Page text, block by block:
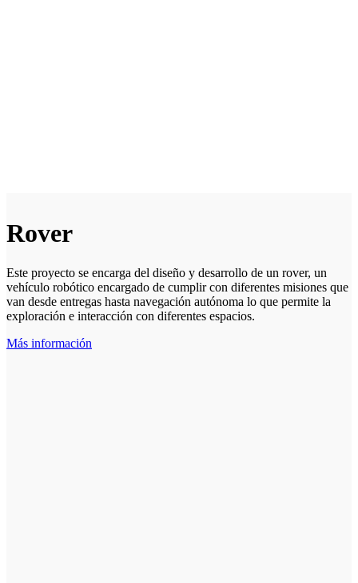
Rover
Este proyecto se encarga del diseño y desarrollo de un rover, un
vehículo robótico encargado de cumplir con diferentes misiones que
van desde entregas hasta navegación autónoma lo que permite la
exploración e interacción con diferentes espacios.
Más información